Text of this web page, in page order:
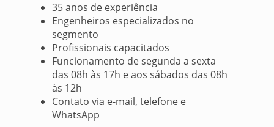
35 anos de experiência
Engenheiros especializados no
segmento
Profissionais capacitados
Funcionamento de segunda a sexta
das 08h às 17h e aos sábados das 08h
às 12h
Contato via e-mail, telefone e
WhatsApp